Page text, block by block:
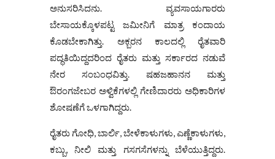
ಅನುಸರಿಸಿದನು. ವ್ಯವಸಾಯಗಾರರು
ಬೇಸಾಯಕ್ಕೊಳಪಟ್ಟ ಜಮೀನಿಗೆ ಮಾತ್ರ ಕಂದಾಯ
ಕೊಡಬೇಕಾಗಿತ್ತು. ಅಕ್ಬರನ ಕಾಲದಲ್ಲಿ ರೈತವಾರಿ
ಪದ್ಧತಿಯಿದ್ದದರಿಂದ ರೈತರು ಮತ್ತು ಸರ್ಕಾರದ ನಡುವೆ
ನೇರ ಸಂಬಂಧವಿತ್ತು. ಷಹಜಹಾನನ ಮತ್ತು
ಔರಂಗಜೇಬರ ಅಳ್ವಿಕೆಗಳಲ್ಲಿ ಗೇಣಿದಾರರು ಅಧಿಕಾರಿಗಳ
ಶೋಷಣೆಗೆ ಒಳಗಾಗಿದ್ದರು.
ರೈತರು ಗೋಧಿ, ಬಾರ್ಲಿ, ಬೇಳೆಕಾಳುಗಳು, ಎಣ್ಣೆಕಾಳುಗಳು,
ಕಬ್ಬು, ನೀಲಿ ಮತ್ತು ಗಸಗಸೆಗಳನ್ನು ಬೆಳೆಯುತ್ತಿದ್ದರು.